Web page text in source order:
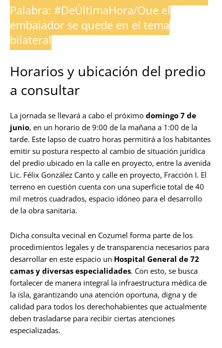
Palabra: #DeÚltimaHora/Que el
embajador se quede en el tema
bilateral
Horarios y ubicación del predio
a consultar
La jornada se llevará a cabo el próximo domingo 7 de
junio, en un horario de 9:00 de la mañana a 1:00 de la
tarde. Este lapso de cuatro horas permitirá a los habitantes
emitir su postura respecto al cambio de situación jurídica
del predio ubicado en la calle en proyecto, entre la avenida
Lic. Félix González Canto y calle en proyecto, Fracción I. El
terreno en cuestión cuenta con una superficie total de 40
mil metros cuadrados, espacio idóneo para el desarrollo
de la obra sanitaria.
Dicha consulta vecinal en Cozumel forma parte de los
procedimientos legales y de transparencia necesarios para
desarrollar en este espacio un Hospital General de 72
camas y diversas especialidades. Con esto, se busca
fortalecer de manera integral la infraestructura médica de
la isla, garantizando una atención oportuna, digna y de
calidad para todos los derechohabientes que actualmente
deben trasladarse para recibir ciertas atenciones
especializadas.